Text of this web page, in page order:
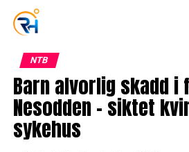
NTB
Barn alvorlig skadd i
Nesodden – siktet
sykehus